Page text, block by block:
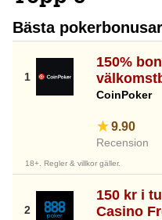
Bästa
150%
CoinPoker
9.90
Recension
18+. Regler & villkor gäller.
150 kr i
Casino